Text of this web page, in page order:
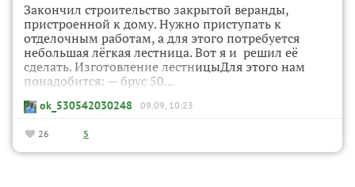
Закончил строительство закрытой веранды,
пристроенной к дому. Нужно приступать к
отделочным работам, а для этого потребуется
небольшая лёгкая лестница. Вот я и решил её
сделать. Изготовление лестницыДля этого нам
понадобится: — брус 50...
ok_530542030248 09.09, 10:23
26 5